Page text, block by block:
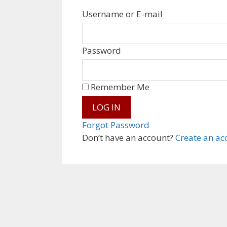
Username or E-mail
Password
Don’t have an account? Create an
Remember Me
Forgot Password